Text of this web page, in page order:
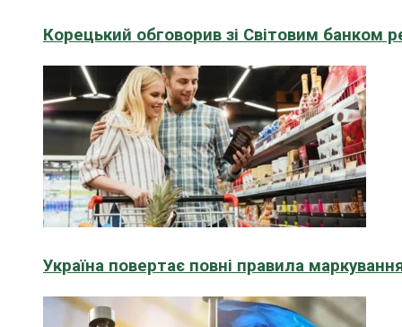
Корецький обговорив зі Світовим банком
Україна повертає повні правила